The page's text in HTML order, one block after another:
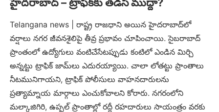
Telangana news | రాష్ట్ర రాజధాని అయిన హైదరాబాద్‌లో
వర్షాలు నగర జీవనశైలిపై తీవ్ర ప్రభావం చూపించాయి. సైబరాబాద్
ప్రాంతంలో ఉద్యోగులు వంటిచేసేటప్పుడు కంటిలో ఎండిన మిర్చి
అన్నట్టు ట్రాఫిక్ జామ్‌‌లు ఎదురయ్యాయి. చాలా లోతట్టు ప్రాంతాలు
నీటమునిగాయని, ట్రాఫిక్ పోలీసులు వాహనదారులను
ప్రత్యామ్నాయ మార్గాలు ఎంచుకోవాలని కోరారు. నగరంలోని
మల్కాజిగిరి, ఉప్పల్ ప్రాంతాల్లో రద్దీ రహదారులు సాయంత్రం వరకు